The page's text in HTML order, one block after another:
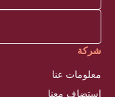
شركة
معلومات عنا
استضاف معنا